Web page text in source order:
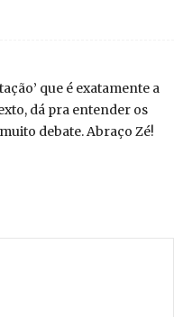
que é exatamente a
dá pra entender os
debate. Abraço Zé!